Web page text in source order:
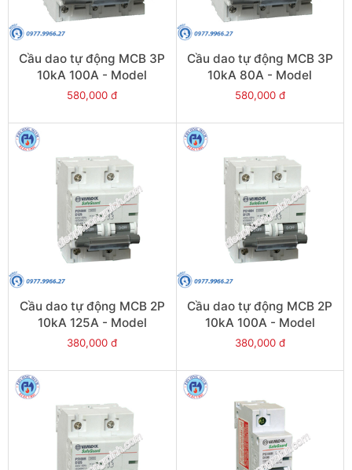
Cầu dao tự động MCB 3P
10kA 100A - Model
PS100H/3/D100
580,000 đ
Cầu dao tự động MCB 3P
10kA 80A - Model
PS100H/3/D80
580,000 đ
Cầu dao tự động MCB 2P
10kA 125A - Model
PS100H/2/D125
380,000 đ
Cầu dao tự động MCB 2P
10kA 100A - Model
PS100H/2/D100
380,000 đ